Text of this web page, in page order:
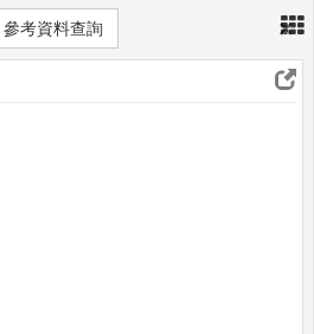
×
參考資料查詢